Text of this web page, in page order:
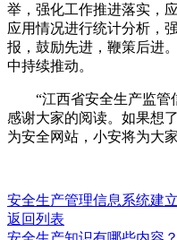
举，强化工作推进落实，
应用情况进行统计分析，
报，鼓励先进，鞭策后进
中持续推动。
“江西省安全生产监管
感谢大家的阅读。如果想
为安全网站，小安将为大
安全生产管理信息系统建
返回列表